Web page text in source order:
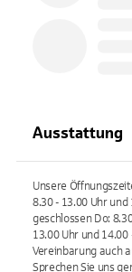
Ausstattung
Unsere
8.30 - 13.00 Uhr und
geschlossen Do:
13.00 Uhr und
Vereinbarung auch
Sprechen Sie uns